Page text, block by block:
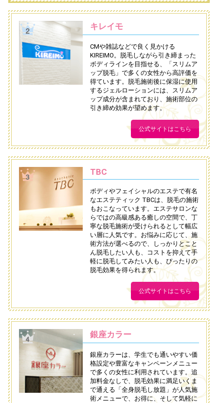
キレイモ
CMや雑誌などで良く見かける
KIREIMO。脱毛しながら引き締まった
ボディラインを目指せる、「スリムア
ップ脱毛」で多くの女性から高評価を
得ています。脱毛施術後に保湿に使用
するジェルローションには、スリムア
ップ成分が含まれており、施術部位の
引き締め効果が望めます。
公式サイトはこちら
TBC
ボディやフェイシャルのエステで有名
なエステティック TBCは、脱毛の施術
もおこなっています。エステサロンな
らではの高級感ある癒しの空間で、丁
寧な脱毛施術が受けられるとして幅広
い層に人気です。お悩みに応じて、施
術方法が選べるので、しっかりとこと
ん脱毛したい人も、コストを抑えて手
軽に脱毛してみたい人も、ぴったりの
脱毛効果を得られます。
公式サイトはこちら
銀座カラー
銀座カラーは、学生でも通いやすい価
格設定や豊富なキャンペーンメニュー
で多くの女性に利用されています。追
加料金なしで、脱毛効果に満足いくま
で通える「全身脱毛し放題」が人気施
術メニューで、お得に、そして気軽に